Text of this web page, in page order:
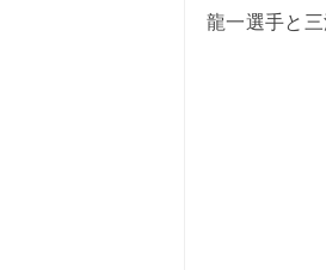
龍一選手と